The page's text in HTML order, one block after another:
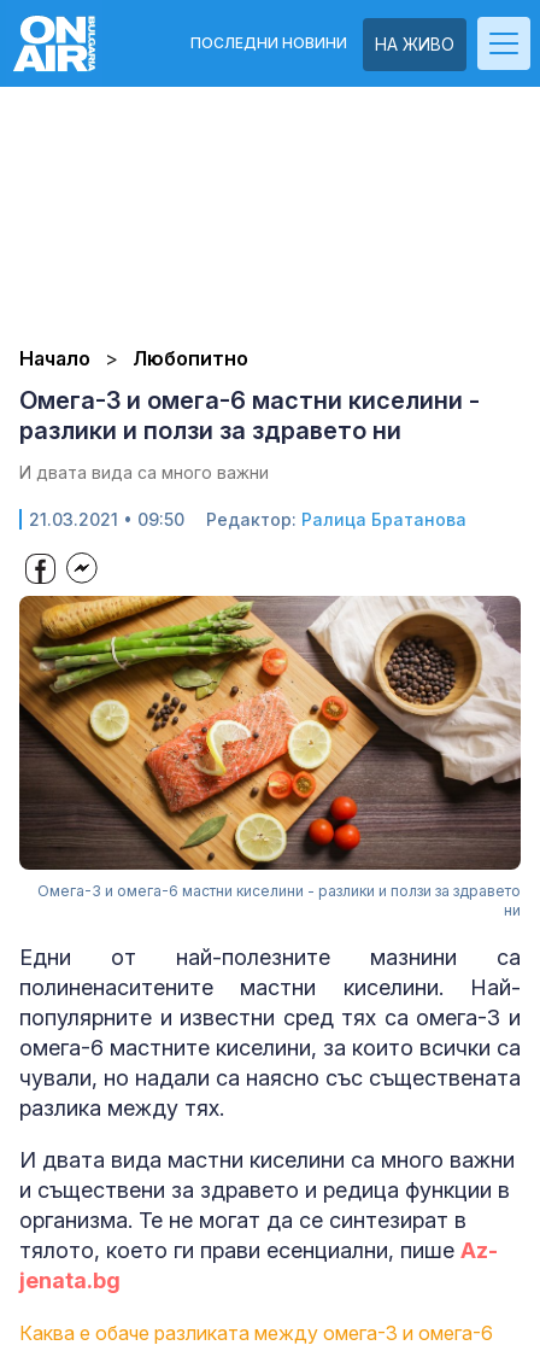
НА ЖИВО
ПОСЛЕДНИ НОВИНИ
Начало Любопитно
Омега-3 и омега-6 мастни киселини -
разлики и ползи за здравето ни
И двата вида са много важни
21.03.2021 • 09:50 Редактор: Ралица Братанова
Омега-3 и омега-6 мастни киселини - разлики и ползи за здравето
ни
Едни от най-полезните мазнини са
полиненаситените мастни киселини. Най-
популярните и известни сред тях са омега-3 и
омега-6 мастните киселини, за които всички са
чували, но надали са наясно със съществената
разлика между тях.
И двата вида мастни киселини са много важни
и съществени за здравето и редица функции в
организма. Те не могат да се синтезират в
тялото, което ги прави есенциални, пише Az-
jenata.bg
Каква е обаче разликата между омега-3 и омега-6